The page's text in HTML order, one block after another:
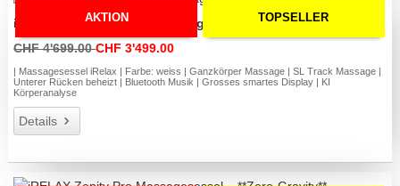
AKTION TOPSELLER
iRELAX Livo Pro Weiss Massagesessel – **Zero-Gravity**
CHF 4'699.00CHF 3'499.00
| Massagesessel iRelax | Farbe: weiss | Ganzkörper Massage | SL Track Massage |
Unterer Rücken beheizt | Bluetooth Musik | Grosses smartes Display | KI
Körperanalyse
Details